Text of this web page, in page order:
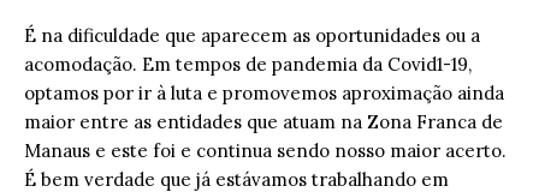
É na dificuldade que aparecem as oportunidades ou a
acomodação. Em tempos de pandemia da Covid1-19,
optamos por ir à luta e promovemos aproximação ainda
maior entre as entidades que atuam na Zona Franca de
Manaus e este foi e continua sendo nosso maior acerto.
É bem verdade que já estávamos trabalhando em